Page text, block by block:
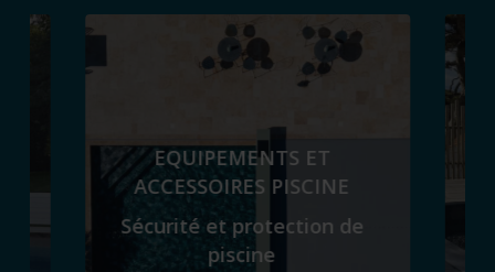
EQUIPEMENTS ET
ACCESSOIRES PISCINE
Sécurité et protection de
piscine